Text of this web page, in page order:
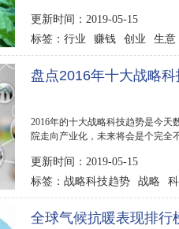
更新时间：2019-05-15
标签： 行业 赚钱 创业 生意
盘点2016年十大战略
2016年的十大战略科技趋势是今天
院走向产业化，未来将会是个完全
更新时间：2019-05-15
标签： 战略科技趋势 战略
趋势
全球气候抗暖表现排行